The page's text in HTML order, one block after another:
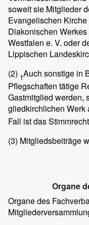
soweit sie Mitglieder
Evangelischen
Diakonischen
Westfalen e. V. oder
Lippischen
(2) 1Auch sonstige in
Pflegschaften tätige
Gastmitglied werden,
gliedkirchlichen Werk
Fall ist das
(3) Mitgliedsbeiträge
Organe
Organe des